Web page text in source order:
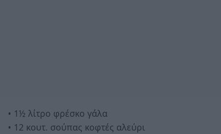
• 1½ λίτρο φρέσκο γάλα
• 12 κουτ. σούπας κοφτές αλεύρι